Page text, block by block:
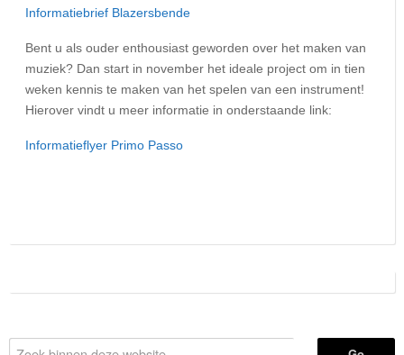
Informatiebrief Blazersbende
Bent u als ouder enthousiast geworden over het maken van
muziek? Dan start in november het ideale project om in tien
weken kennis te maken van het spelen van een instrument!
Hierover vindt u meer informatie in onderstaande link:
Informatieflyer Primo Passo